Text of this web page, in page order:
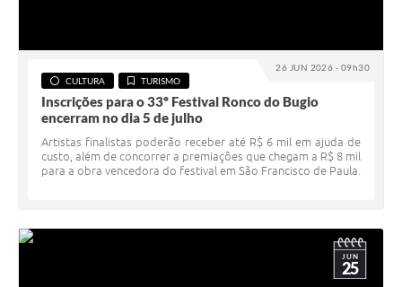
26 JUN 2026 - 09h30
CULTURA TURISMO
Inscrições para o 33º Festival Ronco do Bugio
encerram no dia 5 de julho
Artistas finalistas poderão receber até R$ 6 mil em ajuda de
custo, além de concorrer a premiações que chegam a R$ 8 mil
para a obra vencedora do festival em São Francisco de Paula.
JUN
25